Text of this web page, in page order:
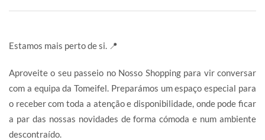
Estamos mais perto de si. 📍
Aproveite o seu passeio no Nosso Shopping para vir conversar
com a equipa da Tomeifel. Preparámos um espaço especial para
o receber com toda a atenção e disponibilidade, onde pode ficar
a par das nossas novidades de forma cómoda e num ambiente
descontraído.